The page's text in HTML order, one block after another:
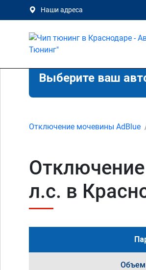
Наши адреса
Выберите ваш
Отключение мочевины AdBlue
л.с. в
Объем